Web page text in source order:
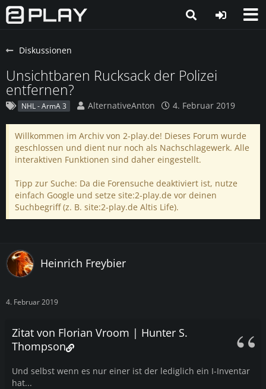
Diskussionen
Unsichtbaren Rucksack der Polizei
entfernen?
NHL - ArmA 3 AlternativeAnton 4. Februar 2019
Willkommen im Archiv von 2-play.de! Dieses Forum wurde
geschlossen und dient nur noch als Nachschlagewerk. Alle
interaktiven Funktionen sind daher eingestellt.
Tipp zur Suche: Da die Forensuche deaktiviert ist, nutze
einfach Google und setze site:2-play.de vor deinen
Suchbegriff (z. B. site:2-play.de Altis Life).
Heinrich Freybier
4. Februar 2019
Zitat von Florian Vroom | Hunter S.
Thompson
Und selbst wenn es nur einer ist der lediglich ein I-Inventar
hat...